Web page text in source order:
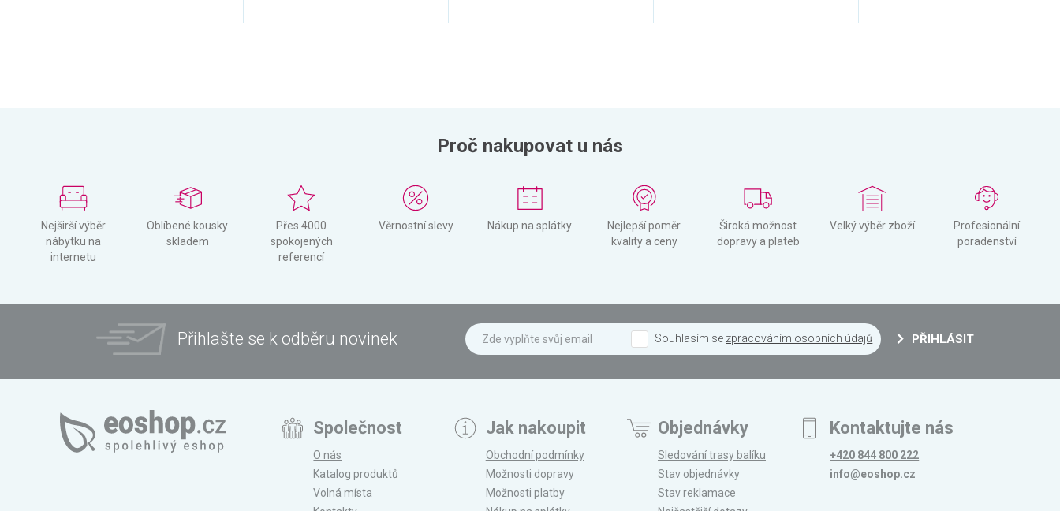
Proč nakupovat u nás
Nejširší výběr
nábytku na
internetu
Oblíbené kousky
skladem
Přes 4000
spokojených
referencí
Věrnostní slevy Nákup na splátky
Nejlepší poměr
kvality a ceny
Široká možnost
dopravy a plateb
Velký výběr zboží
Profesionální
poradenství
Přihlašte se k odběru novinek Souhlasím se zpracováním osobních údajů PŘIHLÁSIT
Společnost
O nás
Katalog produktů
Volná místa
Jak nakoupit
Obchodní podmínky
Možnosti dopravy
Možnosti platby
Objednávky
Sledování trasy balíku
Stav objednávky
Stav reklamace
Kontaktujte nás
+420 844 800 222
info@eoshop.cz